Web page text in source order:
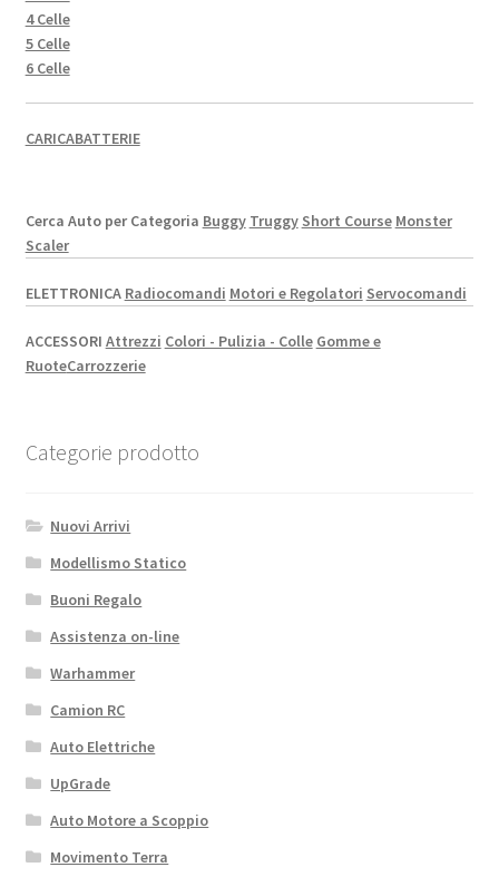
4 Celle
5 Celle
6 Celle
CARICABATTERIE
Cerca Auto per Categoria Buggy Truggy Short Course Monster
Scaler
ELETTRONICA Radiocomandi Motori e Regolatori Servocomandi
ACCESSORI Attrezzi Colori - Pulizia - Colle Gomme e
RuoteCarrozzerie
Categorie prodotto
Nuovi Arrivi
Modellismo Statico
Buoni Regalo
Assistenza on-line
Warhammer
Camion RC
Auto Elettriche
UpGrade
Auto Motore a Scoppio
Movimento Terra